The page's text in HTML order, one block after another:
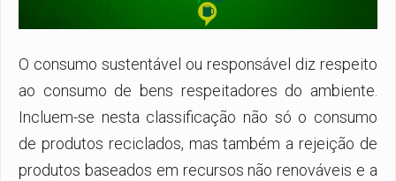
O consumo sustentável ou responsável diz respeito
ao consumo de bens respeitadores do ambiente.
Incluem-se nesta classificação não só o consumo
de produtos reciclados, mas também a rejeição de
produtos baseados em recursos não renováveis e a